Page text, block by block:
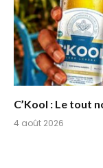
C’Kool : Le tout
4 août 2026